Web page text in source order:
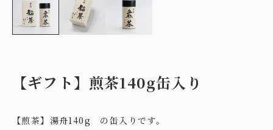
【ギフト】煎茶140g缶入り
【煎茶】湯舟140g の缶入りです。